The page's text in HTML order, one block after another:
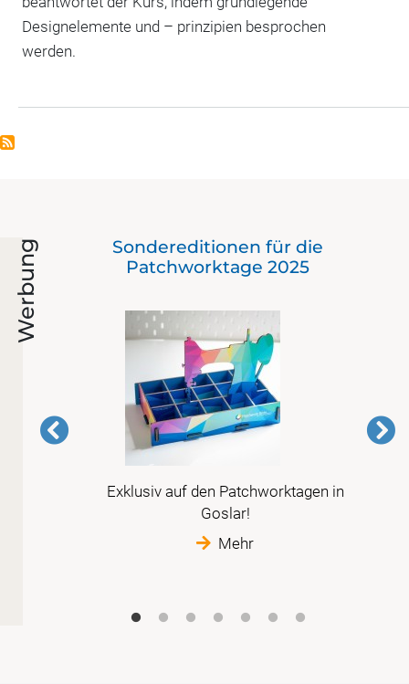
Designelemente und – prinzipien besprochen
werden.
Werbung
Sondereditionen für die
Patchworktage 2025
Exklusiv auf den Patchworktagen in
Goslar!
Mehr